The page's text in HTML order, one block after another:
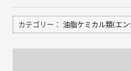
カテゴリー： 油脂ケミカル類(エ